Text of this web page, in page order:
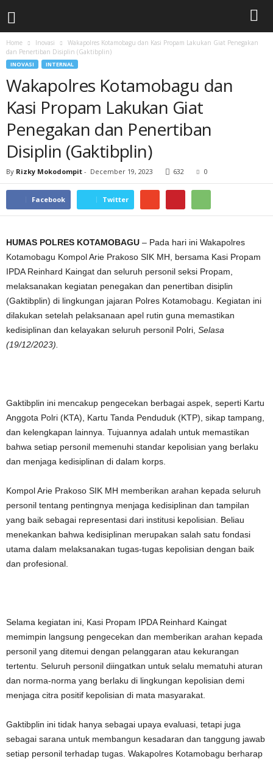
Home Inovasi
Wakapolres Kotamobagu dan Kasi Propam Lakukan Giat Penegakan
dan Penertiban Disiplin (Gaktibplin)
INOVASI INTERNAL
Wakapolres Kotamobagu dan
Kasi Propam Lakukan Giat
Penegakan dan Penertiban
Disiplin (Gaktibplin)
By Rizky Mokodompit - December 19, 2023 632 0
Facebook Twitter
HUMAS POLRES KOTAMOBAGU – Pada hari ini Wakapolres
Kotamobagu Kompol Arie Prakoso SIK MH, bersama Kasi Propam
IPDA Reinhard Kaingat dan seluruh personil seksi Propam,
melaksanakan kegiatan penegakan dan penertiban disiplin
(Gaktibplin) di lingkungan jajaran Polres Kotamobagu. Kegiatan ini
dilakukan setelah pelaksanaan apel rutin guna memastikan
kedisiplinan dan kelayakan seluruh personil Polri, Selasa
(19/12/2023).
Gaktibplin ini mencakup pengecekan berbagai aspek, seperti Kartu
Anggota Polri (KTA), Kartu Tanda Penduduk (KTP), sikap tampang,
dan kelengkapan lainnya. Tujuannya adalah untuk memastikan
bahwa setiap personil memenuhi standar kepolisian yang berlaku
dan menjaga kedisiplinan di dalam korps.
Kompol Arie Prakoso SIK MH memberikan arahan kepada seluruh
personil tentang pentingnya menjaga kedisiplinan dan tampilan
yang baik sebagai representasi dari institusi kepolisian. Beliau
menekankan bahwa kedisiplinan merupakan salah satu fondasi
utama dalam melaksanakan tugas-tugas kepolisian dengan baik
dan profesional.
Selama kegiatan ini, Kasi Propam IPDA Reinhard Kaingat
memimpin langsung pengecekan dan memberikan arahan kepada
personil yang ditemui dengan pelanggaran atau kekurangan
tertentu. Seluruh personil diingatkan untuk selalu mematuhi aturan
dan norma-norma yang berlaku di lingkungan kepolisian demi
menjaga citra positif kepolisian di mata masyarakat.
Gaktibplin ini tidak hanya sebagai upaya evaluasi, tetapi juga
sebagai sarana untuk membangun kesadaran dan tanggung jawab
setiap personil terhadap tugas. Wakapolres Kotamobagu berharap